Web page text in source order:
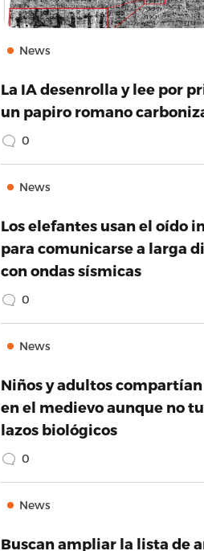
News
La IA desenrolla y lee por
un papiro romano
0
News
Los elefantes usan el oído
para comunicarse a larga
con ondas sísmicas
0
News
Niños y adultos
en el medievo aunque no
lazos biológicos
0
News
Buscan ampliar la lista de